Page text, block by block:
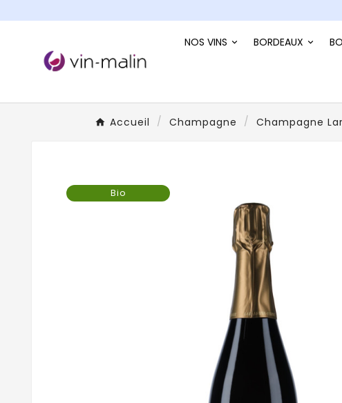
NOS VINS BORDEAUX
Accueil Champagne Champagne
Bio